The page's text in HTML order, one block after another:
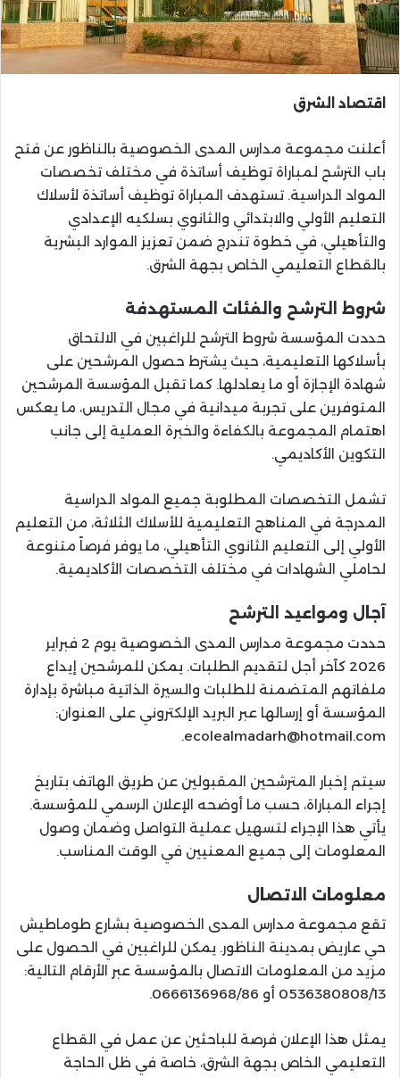
اقتصاد الشرق
أعلنت مجموعة مدارس المدى الخصوصية بالناظور عن فتح
باب الترشح لمباراة توظيف أساتذة في مختلف تخصصات
المواد الدراسية. تستهدف المباراة توظيف أساتذة لأسلاك
التعليم الأولي والابتدائي والثانوي بسلكيه الإعدادي
والتأهيلي، في خطوة تندرج ضمن تعزيز الموارد البشرية
بالقطاع التعليمي الخاص بجهة الشرق.
شروط الترشح والفئات المستهدفة
حددت المؤسسة شروط الترشح للراغبين في الالتحاق
بأسلاكها التعليمية، حيث يشترط حصول المرشحين على
شهادة الإجازة أو ما يعادلها. كما تقبل المؤسسة المرشحين
المتوفرين على تجربة ميدانية في مجال التدريس، ما يعكس
اهتمام المجموعة بالكفاءة والخبرة العملية إلى جانب
التكوين الأكاديمي.
تشمل التخصصات المطلوبة جميع المواد الدراسية
المدرجة في المناهج التعليمية للأسلاك الثلاثة، من التعليم
الأولي إلى التعليم الثانوي التأهيلي، ما يوفر فرصاً متنوعة
لحاملي الشهادات في مختلف التخصصات الأكاديمية.
آجال ومواعيد الترشح
حددت مجموعة مدارس المدى الخصوصية يوم 2 فبراير
2026 كآخر أجل لتقديم الطلبات. يمكن للمرشحين إيداع
ملفاتهم المتضمنة للطلبات والسيرة الذاتية مباشرة بإدارة
المؤسسة أو إرسالها عبر البريد الإلكتروني على العنوان:
ecolealmadarh@hotmail.com.
سيتم إخبار المترشحين المقبولين عن طريق الهاتف بتاريخ
إجراء المباراة، حسب ما أوضحه الإعلان الرسمي للمؤسسة.
يأتي هذا الإجراء لتسهيل عملية التواصل وضمان وصول
المعلومات إلى جميع المعنيين في الوقت المناسب.
معلومات الاتصال
تقع مجموعة مدارس المدى الخصوصية بشارع طوماطيش
حي عاريض بمدينة الناظور. يمكن للراغبين في الحصول على
مزيد من المعلومات الاتصال بالمؤسسة عبر الأرقام التالية:
0536380808/13 أو 0666136968/86.
يمثل هذا الإعلان فرصة للباحثين عن عمل في القطاع
التعليمي الخاص بجهة الشرق، خاصة في ظل الحاجة